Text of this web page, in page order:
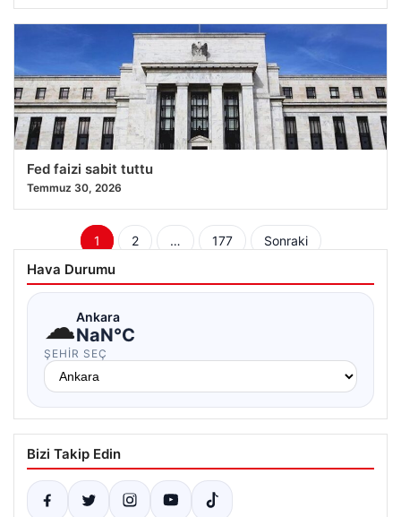
Fed faizi sabit tuttu
Temmuz 30, 2026
Yazı
sayfalaması
1 2 … 177 Sonraki
Hava Durumu
☁Ankara
NaN°C
ŞEHIR SEÇ
Bizi Takip Edin